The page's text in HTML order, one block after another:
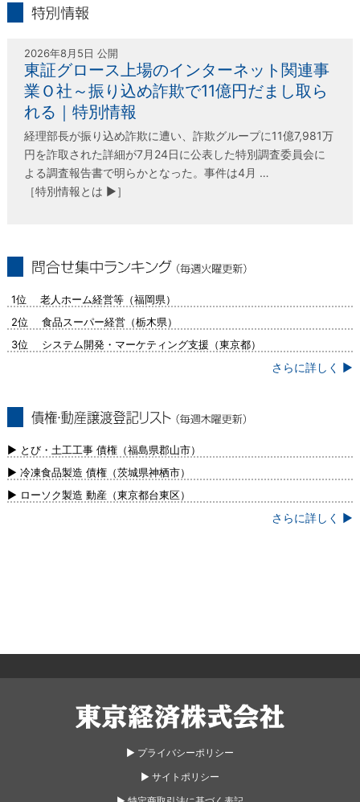
2026年8月5日 公開
東証グロース上場のインターネット関連事
業Ｏ社～振り込め詐欺で11億円だまし取ら
れる｜特別情報
経理部長が振り込め詐欺に遭い、詐欺グループに11億7,981万
円を詐取された詳細が7月24日に公表した特別調査委員会に
よる調査報告書で明らかとなった。事件は4月 …
［特別情報とは ▶］
1位 老人ホーム経営等（福岡県）
2位 食品スーパー経営（栃木県）
3位 システム開発・マーケティング支援（東京都）
さらに詳しく ▶
新）
▶ とび・土工工事 債権（福島県郡山市）
▶ 冷凍食品製造 債権（茨城県神栖市）
▶ ローソク製造 動産（東京都台東区）
さらに詳しく ▶
▶︎ プライバシーポリシー
▶︎ サイトポリシー